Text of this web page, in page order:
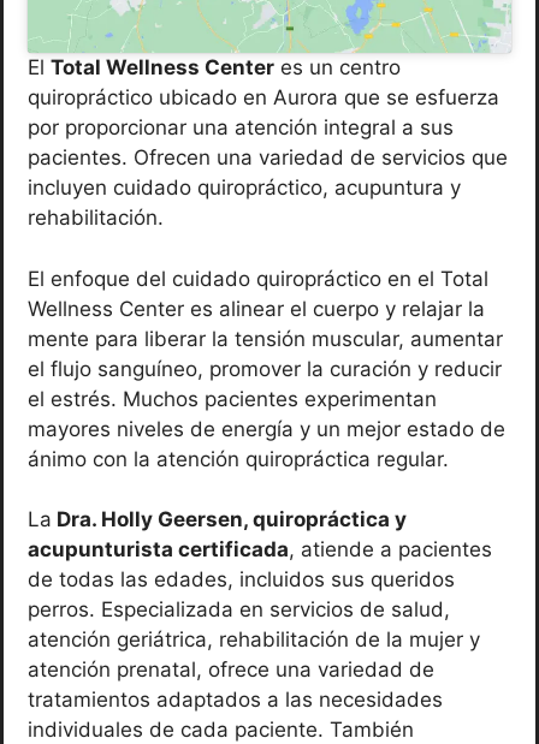
El Total Wellness Center es un centro
quiropráctico ubicado en Aurora que se esfuerza
por proporcionar una atención integral a sus
pacientes. Ofrecen una variedad de servicios que
incluyen cuidado quiropráctico, acupuntura y
rehabilitación.
El enfoque del cuidado quiropráctico en el Total
Wellness Center es alinear el cuerpo y relajar la
mente para liberar la tensión muscular, aumentar
el flujo sanguíneo, promover la curación y reducir
el estrés. Muchos pacientes experimentan
mayores niveles de energía y un mejor estado de
ánimo con la atención quiropráctica regular.
La Dra. Holly Geersen, quiropráctica y
acupunturista certificada, atiende a pacientes
de todas las edades, incluidos sus queridos
perros. Especializada en servicios de salud,
atención geriátrica, rehabilitación de la mujer y
atención prenatal, ofrece una variedad de
tratamientos adaptados a las necesidades
individuales de cada paciente. También